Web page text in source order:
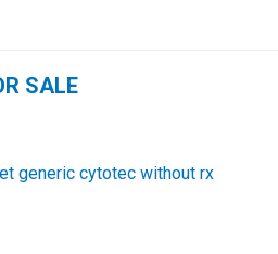
SALE
generic cytotec without rx